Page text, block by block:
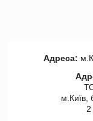
Адреса:
м.Київ,